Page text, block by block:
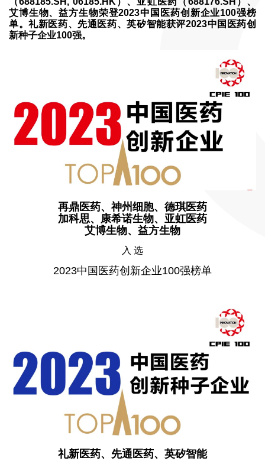
艾博生物、益方生物荣登2023中国医药创新企业100强榜
单。礼新医药、先通医药、英矽智能获评2023中国医药创
新种子企业100强。
再鼎医药、神州细胞、德琪医药
加科思、康希诺生物、亚虹医药
艾博生物、益方生物
入 选
2023中国医药创新企业100强榜单
礼新医药、先通医药、英矽智能